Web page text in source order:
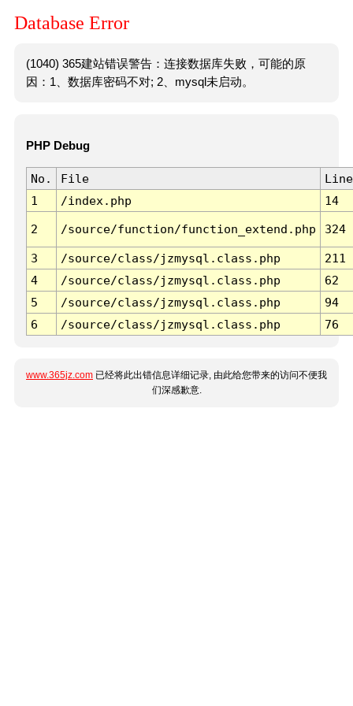
Database Error
(1040) 365建站错误警告：连接数据库失败，可能的原
因：1、数据库密码不对; 2、mysql未启动。
PHP Debug
No. File
Line
1
/index.php 14
2 /source/function/function_extend.php 324
3 /source/class/jzmysql.class.php
211
4
/source/class/jzmysql.class.php
62
5
/source/class/jzmysql.class.php
94
6
/source/class/jzmysql.class.php 76
www.365jz.com 已经将此出错信息详细记录, 由此给您带来的访问不便我
们深感歉意.